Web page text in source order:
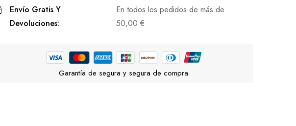
Envío Gratis Y
Devoluciones:
En todos los pedidos de más de
50,00€
Garantía de segura y segura de compra